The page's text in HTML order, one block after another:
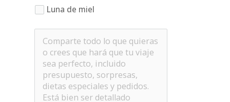
Luna de miel